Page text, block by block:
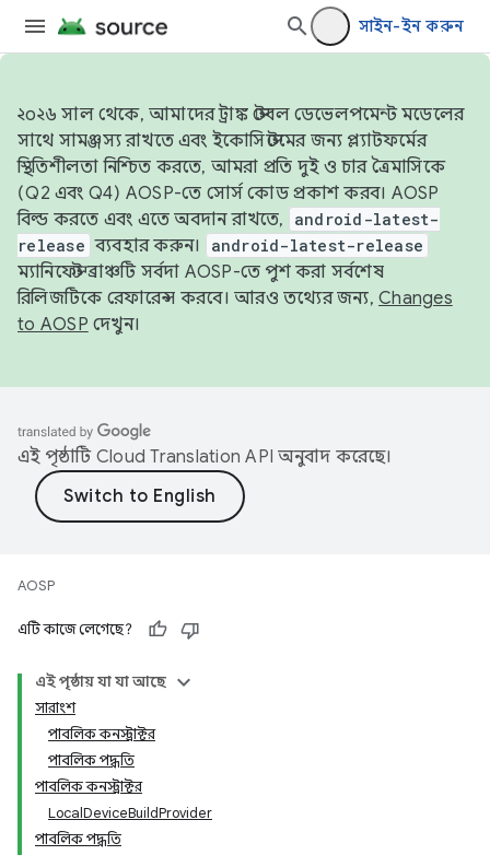
সাইন-ইন করুন
২০২৬ সাল থেকে, আমাদের ট্রাঙ্ক স্টেবল ডেভেলপমেন্ট মডেলের
সাথে সামঞ্জস্য রাখতে এবং ইকোসিস্টেমের জন্য প্ল্যাটফর্মের
স্থিতিশীলতা নিশ্চিত করতে, আমরা প্রতি দুই ও চার ত্রৈমাসিকে
(Q2 এবং Q4) AOSP-তে সোর্স কোড প্রকাশ করব। AOSP
বিল্ড করতে এবং এতে অবদান রাখতে,
android-latest-
release ব্যবহার করুন। android-latest-release
ম্যানিফেস্ট ব্রাঞ্চটি সর্বদা AOSP-তে পুশ করা সর্বশেষ
রিলিজটিকে রেফারেন্স করবে। আরও তথ্যের জন্য, Changes
to AOSP দেখুন।
এই পৃষ্ঠাটি Cloud Translation API অনুবাদ করেছে।
AOSP
এটি কাজে লেগেছে?
এই পৃষ্ঠায় যা যা আছে
সারাংশ
পাবলিক কনস্ট্রাক্টর
পাবলিক পদ্ধতি
পাবলিক কনস্ট্রাক্টর
LocalDeviceBuildProvider
পাবলিক পদ্ধতি